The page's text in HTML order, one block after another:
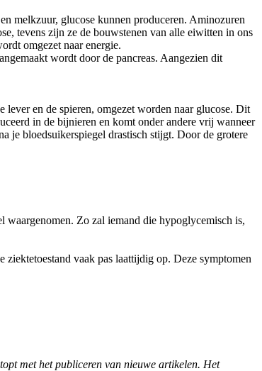
melkzuur, glucose kunnen produceren. Aminozuren
tevens zijn ze de bouwstenen van alle eiwitten in ons
omgezet naar energie.
wordt door de pancreas. Aangezien dit
en de spieren, omgezet worden naar glucose. Dit
in de bijnieren en komt onder andere vrij wanneer
je bloedsuikerspiegel drastisch stijgt. Door de grotere
waargenomen. Zo zal iemand die hypoglycemisch is,
vaak pas laattijdig op. Deze symptomen
met het publiceren van nieuwe artikelen. Het